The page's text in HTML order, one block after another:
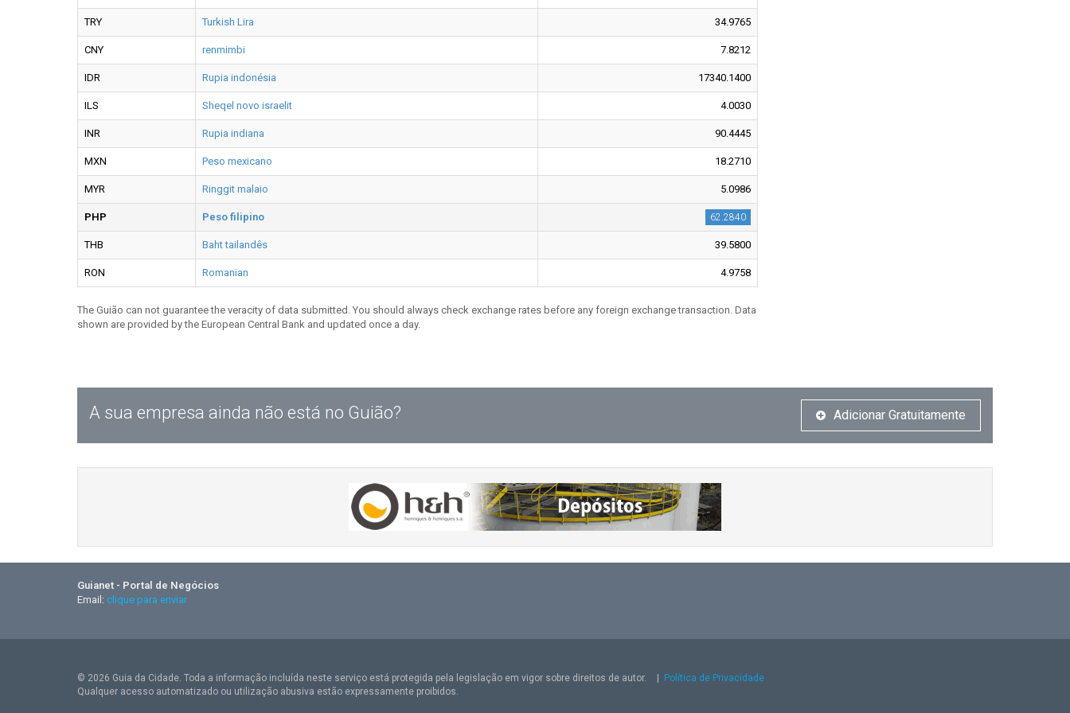
TRY Turkish Lira 34.9765
CNY renmimbi 7.8212
IDR Rupia indonésia 17340.1400
ILS Sheqel novo israelit 4.0030
INR Rupia indiana 90.4445
MXN Peso mexicano 18.2710
MYR Ringgit malaio 5.0986
PHP Peso filipino 62.2840
THB Baht tailandês 39.5800
RON Romanian 4.9758
The Guião can not guarantee the veracity of data submitted. You should always check exchange rates before any foreign exchange transaction. Data
shown are provided by the European Central Bank and updated once a day.
A sua empresa ainda não está no Guião? Adicionar Gratuitamente
Guianet - Portal de Negócios
Email: clique para enviar
© 2026 Guia da Cidade. Toda a informação incluída neste serviço está protegida pela legislação em vigor sobre direitos de autor.
Política de Privacidade
Qualquer acesso automatizado ou utilização abusiva estão expressamente proibidos.